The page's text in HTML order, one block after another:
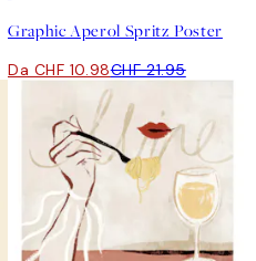
Graphic Aperol Spritz Poster
Da CHF 10.98CHF 21.95